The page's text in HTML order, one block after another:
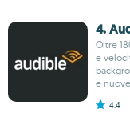
4.
Oltre
e
e
4.4